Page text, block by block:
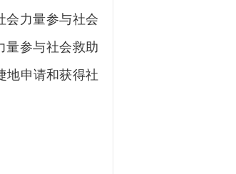
会力量参与社会
量参与社会救助
地申请和获得社